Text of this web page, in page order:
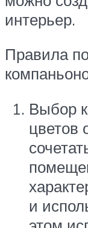
интерьер.
Правила
Выбор
цветов
и